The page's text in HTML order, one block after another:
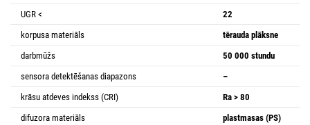
UGR <
22
korpusa materiāls
tērauda plāksne
darbmūžs
50 000 stundu
sensora detektēšanas diapazons
–
krāsu atdeves indekss (CRI)
Ra > 80
difuzora materiāls
plastmasas (PS)